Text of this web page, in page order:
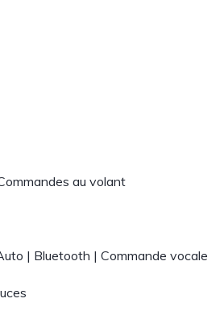
au volant
| Bluetooth | Commande vocale